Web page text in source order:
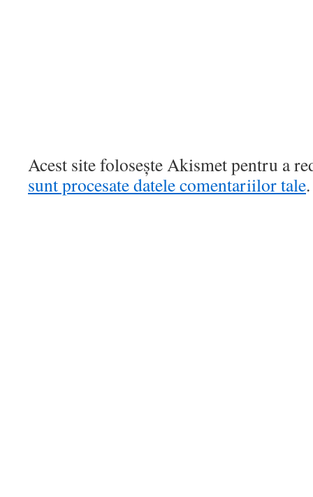
Acest site folosește Akismet pentru a
sunt procesate datele comentariilor tale.